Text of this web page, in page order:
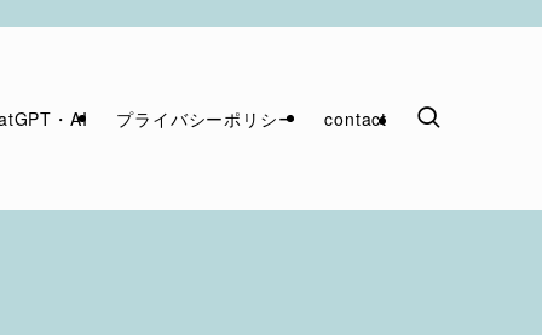
・AI プライバシーポリシー contact